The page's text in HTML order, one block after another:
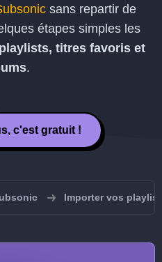
sans repartir de
étapes simples les
playlists, titres favoris et
.
c'est gratuit !
Importer vos